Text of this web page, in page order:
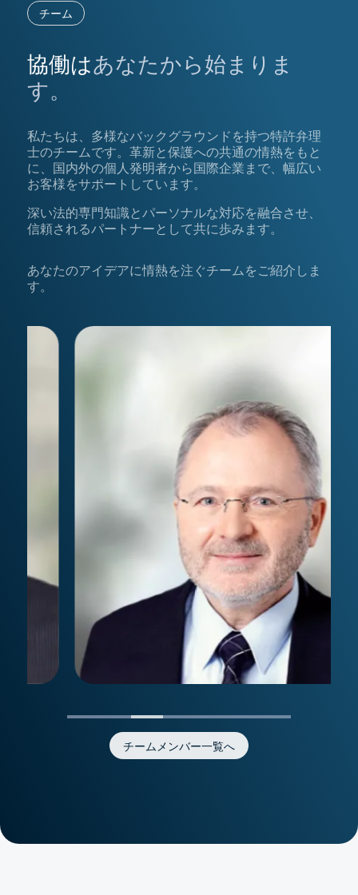
チーム
協働はあなたから始まりま
す。
私たちは、多様なバックグラウンドを持つ特許弁理
士のチームです。革新と保護への共通の情熱をもと
に、国内外の個人発明者から国際企業まで、幅広い
お客様をサポートしています。
深い法的専門知識とパーソナルな対応を融合させ、
信頼されるパートナーとして共に歩みます。
あなたのアイデアに情熱を注ぐチームをご紹介しま
す。
チームメンバー一覧へ